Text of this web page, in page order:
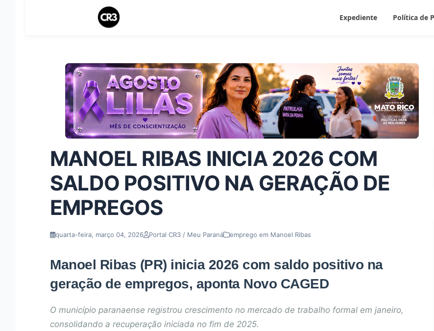
Expediente Política de
MANOEL RIBAS INICIA 2026 COM
SALDO POSITIVO NA GERAÇÃO DE
EMPREGOS
quarta-feira, março 04, 2026 Portal CR3 / Meu Paraná emprego em Manoel Ribas
Manoel Ribas (PR) inicia 2026 com saldo positivo na
geração de empregos, aponta Novo CAGED
O município paranaense registrou crescimento no mercado de trabalho formal em janeiro,
consolidando a recuperação iniciada no fim de 2025.